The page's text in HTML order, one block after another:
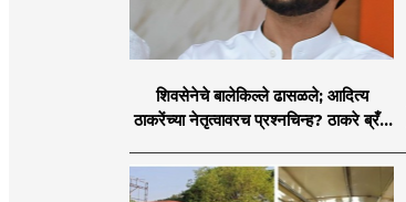
शिवसेनेचे बालेकिल्ले ढासळले; आदित्य
ठाकरेंच्या नेतृत्वावरच प्रश्नचिन्ह? ठाकरे ब्रँड